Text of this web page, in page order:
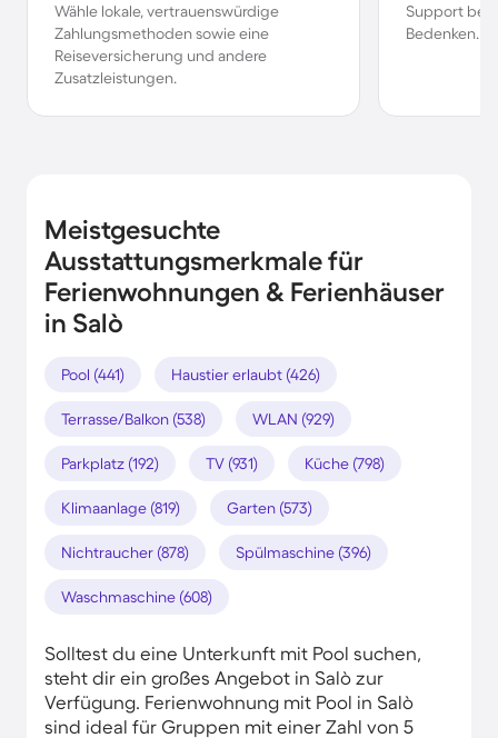
Wähle lokale, vertrauenswürdige
Zahlungsmethoden sowie eine
Reiseversicherung und andere
Zusatzleistungen.
Support bei
Bedenken.
Meistgesuchte
Ausstattungsmerkmale für
Ferienwohnungen & Ferienhäuser
in Salò
Pool (441) Haustier erlaubt (426)
Terrasse/Balkon (538) WLAN (929)
Parkplatz (192) TV (931) Küche (798)
Klimaanlage (819) Garten (573)
Nichtraucher (878) Spülmaschine (396)
Waschmaschine (608)
Solltest du eine Unterkunft mit Pool suchen,
steht dir ein großes Angebot in Salò zur
Verfügung. Ferienwohnung mit Pool in Salò
sind ideal für Gruppen mit einer Zahl von 5